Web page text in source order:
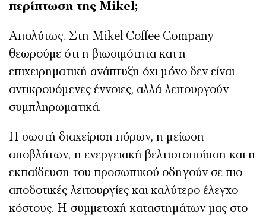
περίπτωση της Mikel;
Απολύτως. Στη Mikel Coffee Company
θεωρούμε ότι η βιωσιμότητα και η
επιχειρηματική ανάπτυξη όχι μόνο δεν είναι
αντικρουόμενες έννοιες, αλλά λειτουργούν
συμπληρωματικά.
Η σωστή διαχείριση πόρων, η μείωση
αποβλήτων, η ενεργειακή βελτιστοποίηση και η
εκπαίδευση του προσωπικού οδηγούν σε πιο
αποδοτικές λειτουργίες και καλύτερο έλεγχο
κόστους. Η συμμετοχή καταστημάτων μας στο